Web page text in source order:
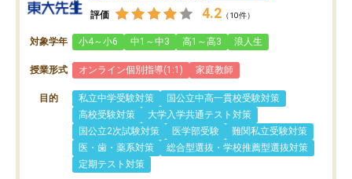
評価 4.2 （10件）
対象学年 小4～小6 中1～中3 高1～高3 浪人生
授業形式 オンライン個別指導(1:1) 家庭教師
目的 私立中学受験対策
国公立中高一貫校受験対策
高校受験対策
大学入学共通テスト対策
国公立2次試験対策
医学部受験
難関私立受験対策
医・歯・薬系対策
総合型選抜・学校推薦型選抜対策
定期テスト対策